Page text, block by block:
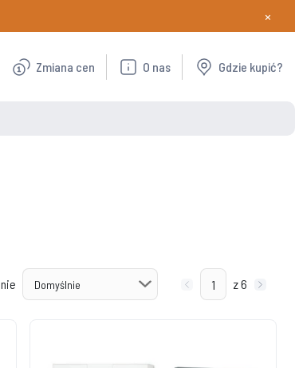
×
Zmiana cen O nas Gdzie kupić?
z 6